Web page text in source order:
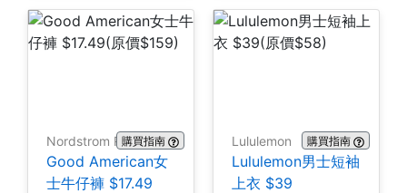
Nordstrom Rack購買指南
Good American女
士牛仔褲 $17.49
Lululemon 購買指南
Lululemon男士短袖
上衣 $39